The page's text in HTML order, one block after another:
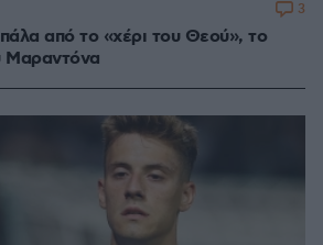
από το «χέρι του Θεού», το
Μαραντόνα
3